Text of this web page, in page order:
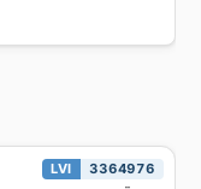
LVI 3364976